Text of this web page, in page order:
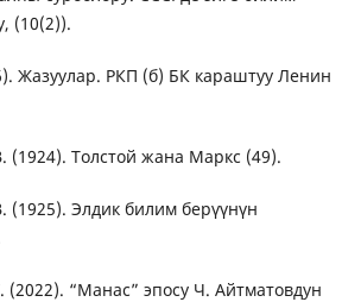
(10(2)).
Жазуулар. РКП (б) БК караштуу Ленин
(1924). Толстой жана Маркс (49).
(1925). Элдик билим берүүнүн
(2022). “Манас” эпосу Ч. Айтматовдун